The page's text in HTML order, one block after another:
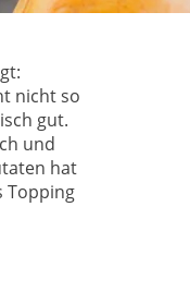
nicht so
gut.
und
hat
Topping